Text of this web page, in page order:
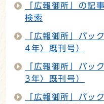
「広報御所」の記
検索
「広報御所」バッ
4年〉既刊号）
「広報御所」バッ
3年〉既刊号）
「広報御所」バッ